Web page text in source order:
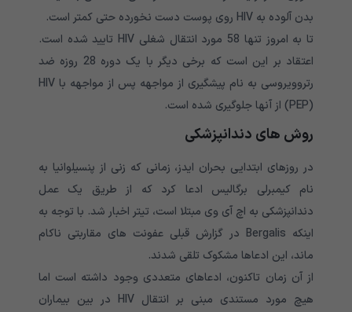
بدن آلوده به HIV روی پوست دست نخورده حتی کمتر است.
تا به امروز تنها 58 مورد انتقال شغلی HIV تایید شده است.
اعتقاد بر این است که برخی دیگر با یک دوره 28 روزه ضد
رتروویروسی به نام پیشگیری از مواجهه پس از مواجهه با HIV
(PEP) از آنها جلوگیری شده است.
روش های دندانپزشکی
در روزهای ابتدایی بحران ایدز، زمانی که زنی از پنسیلوانیا به
نام کیمبرلی برگالیس ادعا کرد که از طریق یک عمل
دندانپزشکی به اچ آی وی مبتلا است، تیتر اخبار شد. با توجه به
اینکه Bergalis در گزارش قبلی عفونت های مقاربتی ناکام
ماند، این ادعاها مشکوک تلقی شدند.
از آن زمان تاکنون، ادعاهای متعددی وجود داشته است اما
هیچ مورد مستندی مبنی بر انتقال HIV در بین بیماران